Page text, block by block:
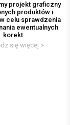
projekt graficzny
produktów i
celu sprawdzenia
ewentualnych
korekt
się więcej >